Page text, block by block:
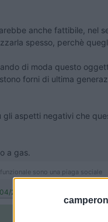
anche fattibile, nel
spesso, perchè
di moda questo
forni di ultima
gli aspetti negativi che
a gas.
sono una piaga sociale
2024 alle 09:52:09